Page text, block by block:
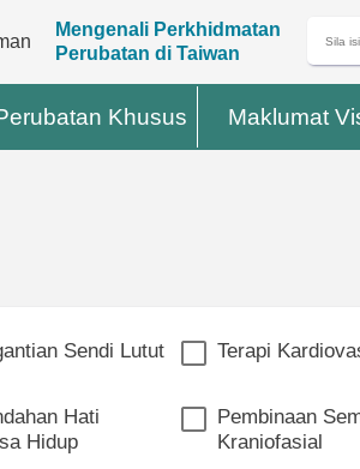
Mengenali Perkhidmatan
Perubatan di Taiwan
Khusus Maklumat
Sendi Lutut Terapi
Hati
Hidup
Pembinaan
Kraniofasial